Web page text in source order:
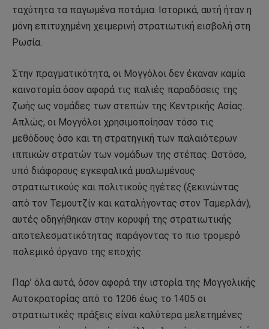
ταχύτητα τα παγωμένα ποτάμια. Ιστορικά, αυτή ήταν η
μόνη επιτυχημένη χειμερινή στρατιωτική εισβολή στη
Ρωσία.
Στην πραγματικότητα, οι Μογγόλοι δεν έκαναν καμία
καινοτομία όσον αφορά τις παλιές παραδόσεις της
ζωής ως νομάδες των στεπών της Κεντρικής Ασίας.
Απλώς, οι Μογγόλοι χρησιμοποίησαν τόσο τις
μεθόδους όσο και τη στρατηγική των παλαιότερων
ιππικών στρατών των νομάδων της στέπας. Ωστόσο,
υπό διάφορους εγκεφαλικά μυαλωμένους
στρατιωτικούς και πολιτικούς ηγέτες (ξεκινώντας
από τον Τεμουτζίν και καταλήγοντας στον Ταμερλάν),
αυτές οδηγήθηκαν στην κορυφή της στρατιωτικής
αποτελεσματικότητας παράγοντας το πιο τρομερό
πολεμικό όργανο της εποχής.
Παρ’ όλα αυτά, όσον αφορά την ιστορία της Μογγολικής
Αυτοκρατορίας από το 1206 έως το 1405 οι
στρατιωτικές πράξεις είναι καλύτερα μελετημένες